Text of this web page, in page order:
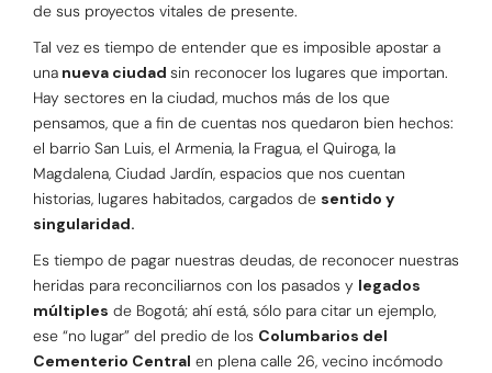
de sus proyectos vitales de presente.
Tal vez es tiempo de entender que es imposible apostar a
una nueva ciudad sin reconocer los lugares que importan.
Hay sectores en la ciudad, muchos más de los que
pensamos, que a fin de cuentas nos quedaron bien hechos:
el barrio San Luis, el Armenia, la Fragua, el Quiroga, la
Magdalena, Ciudad Jardín, espacios que nos cuentan
historias, lugares habitados, cargados de sentido y
singularidad.
Es tiempo de pagar nuestras deudas, de reconocer nuestras
heridas para reconciliarnos con los pasados y legados
múltiples de Bogotá; ahí está, sólo para citar un ejemplo,
ese “no lugar” del predio de los Columbarios del
Cementerio Central en plena calle 26, vecino incómodo